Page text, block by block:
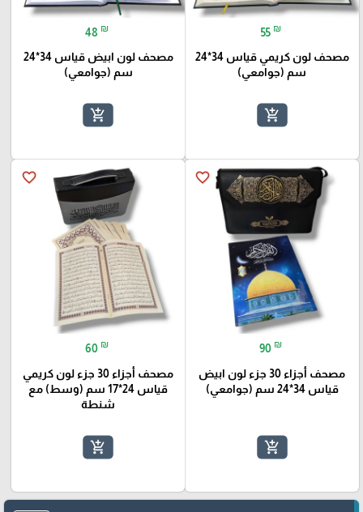
55 ₪
مصحف لون كريمي قياس 34*24
سم (جوامعي)
add_shopping_cart
48 ₪
مصحف لون ابيض قياس 34*24
سم (جوامعي)
add_shopping_cart
favorite_border
90 ₪
مصحف أجزاء 30 جزء لون ابيض
قياس 34*24 سم (جوامعي)
add_shopping_cart
favorite_border
60 ₪
مصحف أجزاء 30 جزء لون كريمي
قياس 24*17 سم (وسط) مع
شنطة
add_shopping_cart